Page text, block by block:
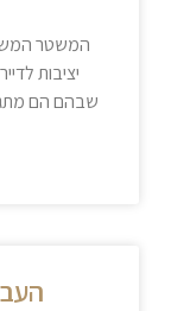
המשטר
יציבות
שבהם הם